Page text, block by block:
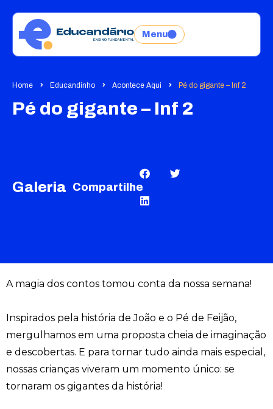
Menu
Home Educandinho Acontece Aqui Pé do gigante – Inf 2
Pé do gigante – Inf 2
Galeria Compartilhe
A magia dos contos tomou conta da nossa semana!
Inspirados pela história de João e o Pé de Feijão,
mergulhamos em uma proposta cheia de imaginação
e descobertas. E para tornar tudo ainda mais especial,
nossas crianças viveram um momento único: se
tornaram os gigantes da história!